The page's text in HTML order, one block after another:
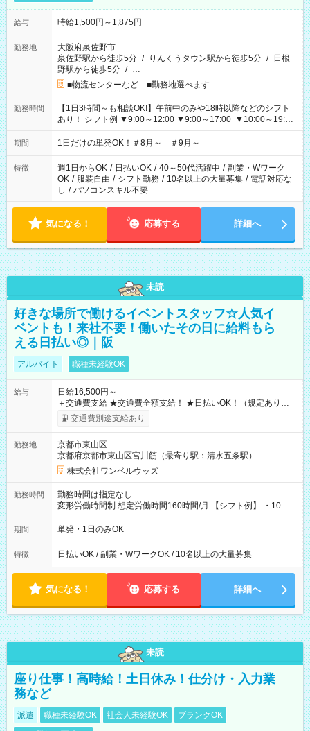
給与 時給1,500円～1,875円
勤務地
大阪府泉佐野市
泉佐野駅から徒歩5分 / りんくうタウン駅から徒歩5分 / 日根
野駅から徒歩5分 / …
■物流センターなど ■勤務地選べます
勤務時間
【1日3時間～も相談OK!】午前中のみや18時以降などのシフト
あり！ シフト例 ▼9:00～12:00 ▼9:00～17:00 ▼10:00～19:00
▼18:00～21:00
期間 1日だけの単発OK！＃8月～ ＃9月～
特徴 週1日からOK / 日払いOK / 40～50代活躍中 / 副業・Wワーク
OK / 服装自由 / シフト勤務 / 10名以上の大量募集 / 電話対応な
し / パソコンスキル不要
気になる！ 応募する 詳細へ
未読
好きな場所で働けるイベントスタッフ☆人気イ
ベントも！来社不要！働いたその日に給料もら
える日払い◎｜阪
アルバイト 職種未経験OK
給与
日給16,500円～
＋交通費支給 ★交通費全額支給！ ★日払いOK！（規定あり） ┗
働いたその日に現金GET♪ お仕事後はコンビニATMから 日払
交通費別途支給あり
勤務地
京都市東山区
京都府京都市東山区宮川筋（最寄り駅：清水五条駅）
株式会社ワンベルウッズ
勤務時間
勤務時間は指定なし
変形労働時間制 想定労働時間160時間/月 【シフト例】 ・10：
00～20：00
期間 単発・1日のみOK
特徴 日払いOK / 副業・WワークOK / 10名以上の大量募集
気になる！ 応募する 詳細へ
未読
座り仕事！高時給！土日休み！仕分け・入力業
務など
派遣 職種未経験OK 社会人未経験OK
ブランクOK